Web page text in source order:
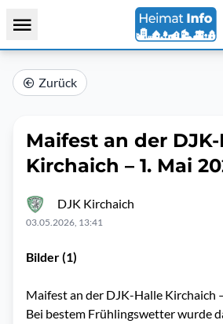
Zurück
Maifest an der
Kirchaich – 1. Mai
DJK Kirchaich
03.05.2026, 13:41
Bilder (1)
Maifest an der DJK-Halle Kirchaich
Bei bestem Frühlingswetter wurde